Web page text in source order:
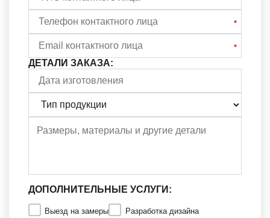
ДЕТАЛИ ЗАКАЗА:
ДОПОЛНИТЕЛЬНЫЕ УСЛУГИ:
Выезд на замеры Разработка дизайна